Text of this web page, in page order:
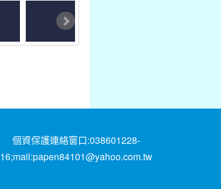
個資保護連絡窗口:038601228-
16;mail:papen84101@yahoo.com.tw